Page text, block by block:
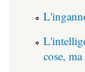
cose,